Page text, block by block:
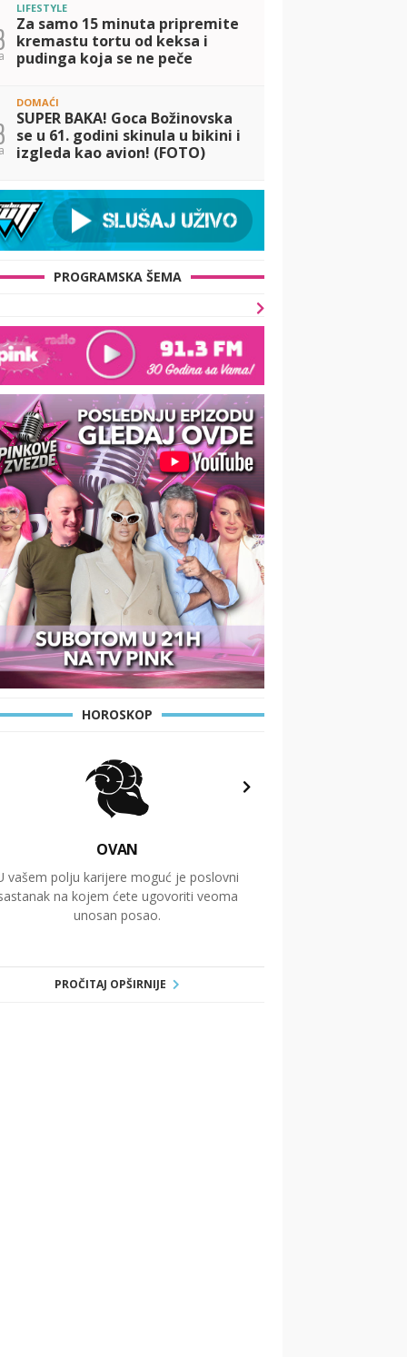
ima samo j
LIFESTYLE
Za samo 15 minuta pripremite
kremastu tortu od keksa i
pudinga koja se ne peče
DOMAĆI
SUPER BAKA! Goca Božinovska
se u 61. godini skinula u bikini i
izgleda kao avion! (FOTO)
PROGRAMSKA ŠEMA
HOROSKOP
OVAN
vašem polju karijere moguć je poslovni
na kojem ćete ugovoriti veoma
unosan posao.
PROČITAJ OPŠIRNIJE